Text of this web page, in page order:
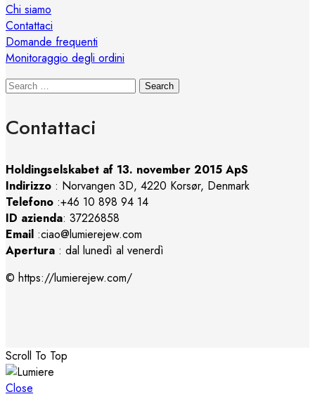
Chi siamo
Contattaci
Domande frequenti
Monitoraggio degli ordini
Search
Contattaci
Holdingselskabet af 13. november 2015 ApS
Indirizzo : Norvangen 3D, 4220 Korsør, Denmark
Telefono :+46 10 898 94 14
ID azienda: 37226858
Email :ciao@lumierejew.com
Apertura : dal lunedì al venerdì
© https://lumierejew.com/
Scroll To Top
Close